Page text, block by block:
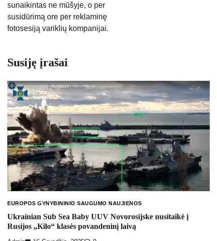
sunaikintas ne mūšyje, o per
susidūrimą ore per reklaminę
fotosesiją variklių kompanijai.
Susiję įrašai
EUROPOS GYNYBININIO SAUGUMO NAUJIENOS
Ukrainian Sub Sea Baby UUV Novorosijske nusitaikė į
Rusijos „Kilo“ klasės povandeninį laivą